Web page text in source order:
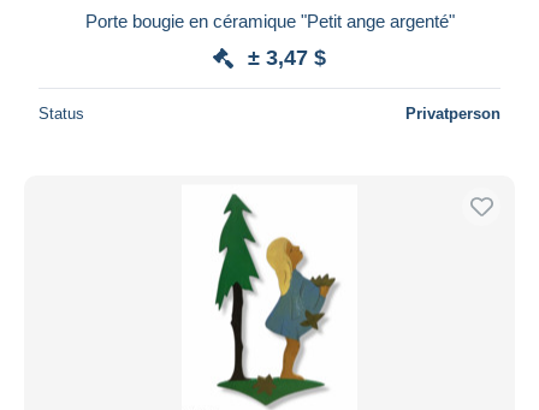
Porte bougie en céramique "Petit ange argenté"
± 3,47 $
Status Privatperson